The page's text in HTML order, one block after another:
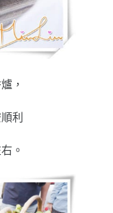
，
利
。